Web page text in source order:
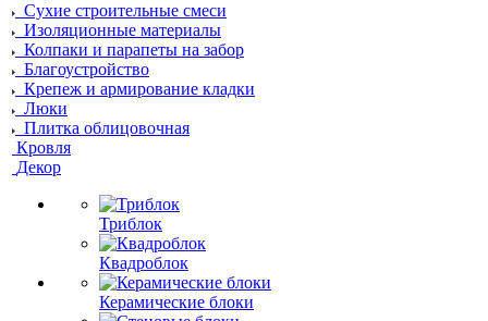
Сухие строительные смеси
Изоляционные материалы
Колпаки и парапеты на забор
Благоустройство
Крепеж и армирование кладки
Люки
Плитка облицовочная
Кровля
Декор
Триблок
Квадроблок
Керамические блоки